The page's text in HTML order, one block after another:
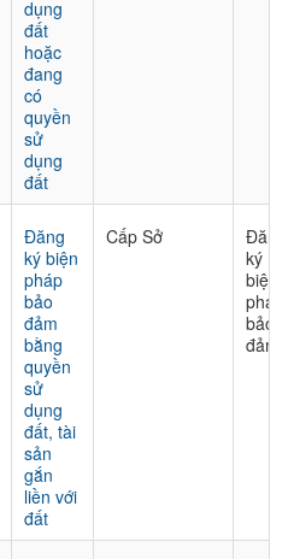
dụng
đất
hoặc
đang
có
quyền
sử
dụng
đất
Đăng
ký biện
pháp
bảo
đảm
bằng
quyền
sử
dụng
đất, tài
sản
gắn
liền với
đất
Cấp Sở
Đăng
ký
biện
pháp
bảo
đảm